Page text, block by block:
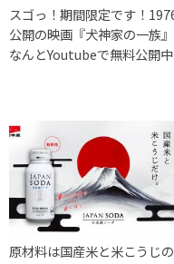
スゴっ！期間限定です！
公開の映画『犬神家の一族
なんとYoutubeで無料公開中
原材料は国産米と米こうじの